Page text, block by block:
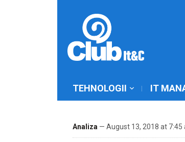
TEHNOLOGII IT
Analiza — August 13, 2018 at 7:45